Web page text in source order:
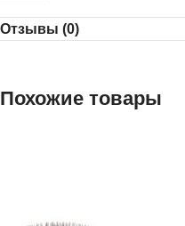
Отзывы (0)
Похожие товары